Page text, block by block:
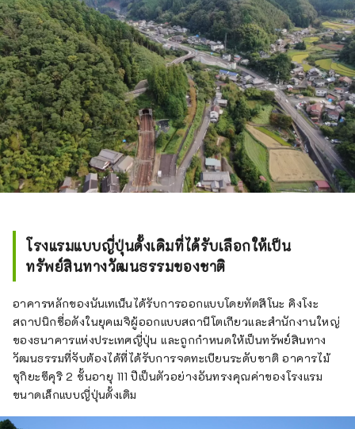
เขิน และอาหารญี่ปุ่น คุณจึงสามารถสัมผัส
วัฒนธรรมญี่ปุ่นขณะเข้าพักในห้องพักได้ พื้นที่
โดยรอบเป็นป่าในหมู่บ้านที่ยังคงทัศนียภาพแบบ
ญี่ปุ่นดั้งเดิมไว้ และเราแนะนำให้เดินเล่น ปั่น
จักรยาน และเดินป่า เมืองคาวาชินากาโนะเป็นขุม
สมบัติของประวัติศาสตร์และวัฒนธรรม โดยมีวัด
ที่มีชื่อเสียงซึ่งเก็บรักษาสมบัติของชาติและ
ทรัพย์สินทางวัฒนธรรมที่สำคัญ อีกทั้งยังมีสภาพ
แวดล้อมทางธรรมชาติที่คุณสามารถเพลิดเพลิน
กับกิจกรรมต่างๆ เช่น ปีนเขาและเล่นในแม่น้ำ
หากเดินต่อไปอีกสักหน่อยก็สามารถเยี่ยมชม
โรงแรมแบบญี่ปุ่นดั้งเดิมที่ได้รับเลือกให้เป็น
ทรัพย์สินทางวัฒนธรรมของชาติ
อาคารหลักของนันเทเน็นได้รับการออกแบบโดยทัตสึโนะ คิงโงะ
สถาปนิกชื่อดังในยุคเมจิผู้ออกแบบสถานีโตเกียวและสำนักงานใหญ่
ของธนาคารแห่งประเทศญี่ปุ่น และถูกกำหนดให้เป็นทรัพย์สินทาง
วัฒนธรรมที่จับต้องได้ที่ได้รับการจดทะเบียนระดับชาติ อาคารไม้
ซุกิยะซึคุริ 2 ชั้นอายุ 111 ปีเป็นตัวอย่างอันทรงคุณค่าของโรงแรม
ขนาดเล็กแบบญี่ปุ่นดั้งเดิม